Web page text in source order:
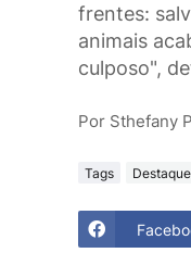
frentes:
animais
culposo",
Por Sthefany
Tags Destaque